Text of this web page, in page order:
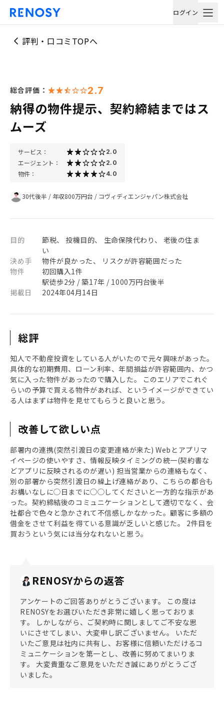
ログイン
評判・口コミTOPへ
総合評価： 2.7
納得の物件提示、契約締結まではス
ムーズ
サービス： 2.0
エージェント： 2.0
物件： 4.0
30代後半 / 年収800万円台 / コヴィディエンジャパン株式会社
目的
節税、 投機目的、 生命保険代わり、 老後の住ま
い
決め手
物件が良かった、 リスクが許容範囲だった
物件
初回購入1件
駅徒歩2分 / 築17年 / 1000万円台後半
掲載日
2024年04月14日
総評
知人で不動産投資をしている人がいたので元々興味があった。
具体的な初期費用、ローン利率、年間損益が許容範囲内、かつ
気に入った物件があったので購入した。 このエリアでこれぐ
らいの予算で買える物件があれば、というイメージができてい
る人はまずは物件を見せてもらうと良いと思う。
改善して欲しい点
部署内の連携(突然引渡日の変更連絡が来た) Webとアプリマ
イページの使いやすさ、情報反映タイミングの統一(契約書な
どアプリに反映されるのが遅い) 担当営業からの連絡もなく、
別の部署から突然引渡日の繰上げ連絡があり、こちらの都合も
お構いなしに◯日までに◯◯してくださいと一方的な指示があ
った。契約締結後のコミュニケーションとして適切でなく、会
社都合で色々と急かされて不信感しかなかった。顧客に多額の
借金をさせて利益を得ている意識が乏しいと感じた。 2件目を
買おうという気には当分なれないと思う。
RENOSYからの返答
アンケートのご回答ありがとうございます。 この度は
RENOSYをお選びいただき非常に嬉しく思っておりま
す。 しかしながら、ご契約時に関しましてご不安な思
いにさせてしまい、大変申し訳ございません。 いただ
いたご意見は社内に共有し、お客様に信頼いただけるコ
ミュニケーションを第一とし、改善に努めてまいりま
す。 大変貴重なご意見をいただき誠にありがとうござ
いました。